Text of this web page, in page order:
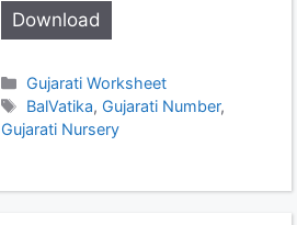
Download
Categories
Gujarati Worksheet
Tags
BalVatika, Gujarati Number,
Gujarati Nursery